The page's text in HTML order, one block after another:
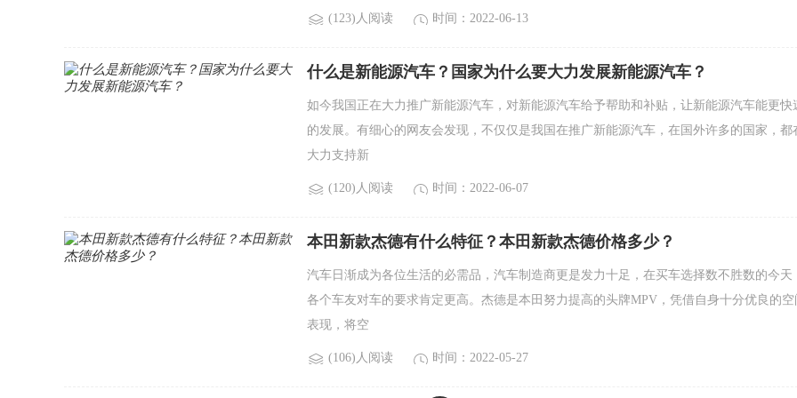
(123)人阅读 时间：2022-06-13
什么是新能源汽车？国家为什么要大力发展新能源汽车？
如今我国正在大力推广新能源汽车，对新能源汽车给予帮助和补贴，让新能源汽车能更快
的发展。有细心的网友会发现，不仅仅是我国在推广新能源汽车，在国外许多的国家，都
大力支持新
(120)人阅读 时间：2022-06-07
本田新款杰德有什么特征？本田新款杰德价格多少？
汽车日渐成为各位生活的必需品，汽车制造商更是发力十足，在买车选择数不胜数的今天
各个车友对车的要求肯定更高。杰德是本田努力提高的头牌MPV，凭借自身十分优良的空
表现，将空
(106)人阅读 时间：2022-05-27